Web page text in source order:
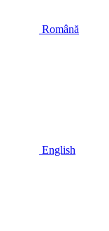
Română
English